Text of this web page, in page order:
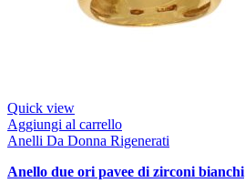
Quick view
Aggiungi al carrello
Anelli Da Donna Rigenerati
anello due ori pavee di zirconi bianchi